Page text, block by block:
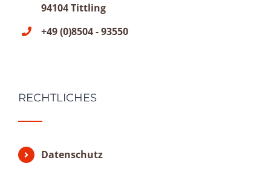
94104 Tittling
+49 (0)8504 - 93550
RECHTLICHES
Datenschutz